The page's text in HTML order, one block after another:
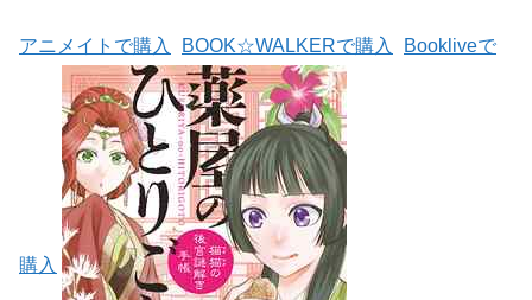
アニメイトで購入 BOOK☆WALKERで購入 Bookliveで
購入